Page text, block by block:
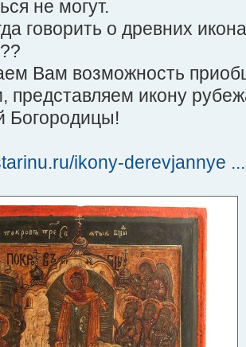
не могут.
говорить о древних
Вам возможность
представляем икону
Богородицы!
ikony-derevjannye